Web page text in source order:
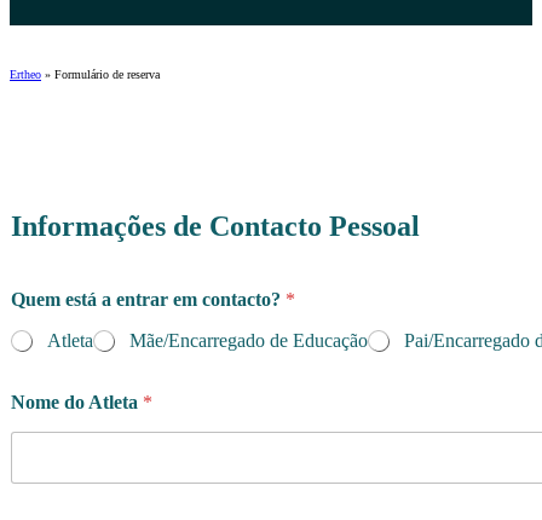
Ertheo » Formulário de reserva
Informações de Contacto Pessoal
i
n
v
s
t
Quem está a entrar em contacto? *
Atleta
Mãe/Encarregado de Educação Pai/Encarregado
Nome do Atleta *